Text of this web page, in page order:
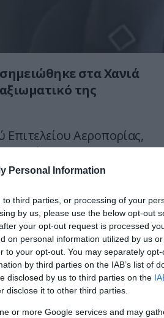
Personal Information
third parties, or processing of your
by us, please use the below opt-out
your opt-out request is processed
on personal information utilized by us
to your opt-out. You may separately
by third parties on the IAB’s list of
disclosed by us to third parties on the
disclose it to other third parties.
or more Google services and may
στα Χανιά
της
Αεροπορίας,
στην 115
τις πρωινές ώρες
άμεσα στο Γενικό
ο θάνατός του
από τις αρμόδιες
τα ακριβή αίτια του